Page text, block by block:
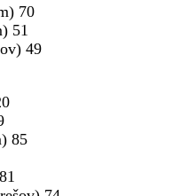
70
51
49
85